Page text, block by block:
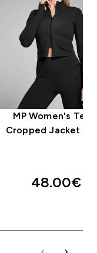
MP Women's
Cropped Jacket -
48.00€‎